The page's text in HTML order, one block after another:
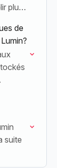
plus
de
suite